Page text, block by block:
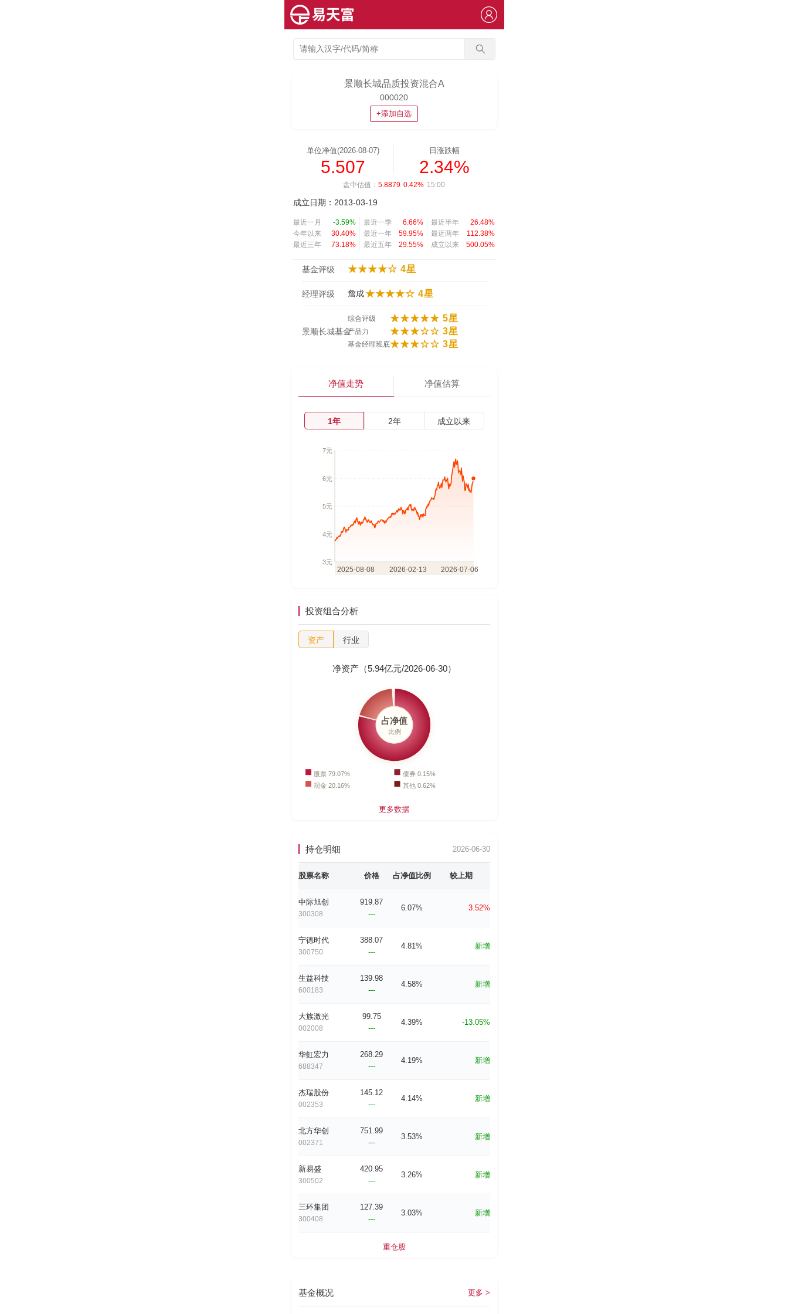
景顺长城品质投资混合A
000020
+添加自选
单位净值(2026-08-07)
5.507
日涨跌幅
2.34%
盘中估值： 5.8879 0.42% 15:00
成立日期：2013-03-19
最近一月 -3.59% 最近一季 6.66% 最近半年
26.48%
今年以来
30.40% 最近一年 59.95% 最近两年
112.38%
最近三年
73.18% 最近五年 29.55% 成立以来 500.05%
基金评级 ★★★★☆ 4星
经理评级 詹成★★★★☆ 4星
景顺长城基金
综合评级 ★★★★★ 5星
产品力 ★★★☆☆ 3星
基金经理班底★★★☆☆ 3星
净值走势 净值估算
1年 2年 成立以来
投资组合分析
资产 行业
净资产（5.94亿元/2026-06-30）
更多数据
持仓明细 2026-06-30
股票名称 价格 占净值比例 较上期
中际旭创
300308
919.87
---
6.07% 3.52%
宁德时代
300750
388.07
---
4.81% 新增
生益科技
600183
139.98
---
4.58% 新增
大族激光
002008
99.75
---
4.39% -13.05%
华虹宏力
688347
268.29
---
4.19% 新增
杰瑞股份
002353
145.12
---
4.14% 新增
北方华创
002371
751.99
---
3.53% 新增
新易盛
300502
420.95
---
3.26% 新增
三环集团
300408
127.39
---
3.03% 新增
重仓股
基金概况 更多 >